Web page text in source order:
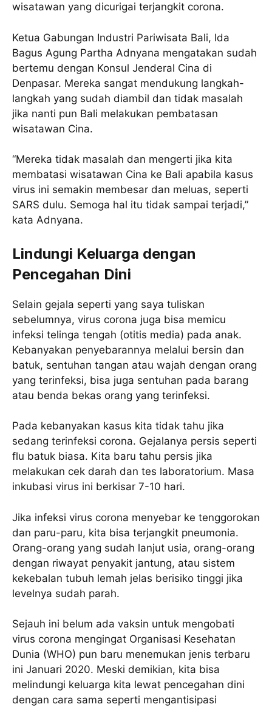
wisatawan yang dicurigai terjangkit corona.
Ketua Gabungan Industri Pariwisata Bali, Ida
Bagus Agung Partha Adnyana mengatakan sudah
bertemu dengan Konsul Jenderal Cina di
Denpasar. Mereka sangat mendukung langkah-
langkah yang sudah diambil dan tidak masalah
jika nanti pun Bali melakukan pembatasan
wisatawan Cina.
“Mereka tidak masalah dan mengerti jika kita
membatasi wisatawan Cina ke Bali apabila kasus
virus ini semakin membesar dan meluas, seperti
SARS dulu. Semoga hal itu tidak sampai terjadi,”
kata Adnyana.
Lindungi Keluarga dengan
Pencegahan Dini
Selain gejala seperti yang saya tuliskan
sebelumnya, virus corona juga bisa memicu
infeksi telinga tengah (otitis media) pada anak.
Kebanyakan penyebarannya melalui bersin dan
batuk, sentuhan tangan atau wajah dengan orang
yang terinfeksi, bisa juga sentuhan pada barang
atau benda bekas orang yang terinfeksi.
Pada kebanyakan kasus kita tidak tahu jika
sedang terinfeksi corona. Gejalanya persis seperti
flu batuk biasa. Kita baru tahu persis jika
melakukan cek darah dan tes laboratorium. Masa
inkubasi virus ini berkisar 7-10 hari.
Jika infeksi virus corona menyebar ke tenggorokan
dan paru-paru, kita bisa terjangkit pneumonia.
Orang-orang yang sudah lanjut usia, orang-orang
dengan riwayat penyakit jantung, atau sistem
kekebalan tubuh lemah jelas berisiko tinggi jika
levelnya sudah parah.
Sejauh ini belum ada vaksin untuk mengobati
virus corona mengingat Organisasi Kesehatan
Dunia (WHO) pun baru menemukan jenis terbaru
ini Januari 2020. Meski demikian, kita bisa
melindungi keluarga kita lewat pencegahan dini
dengan cara sama seperti mengantisipasi